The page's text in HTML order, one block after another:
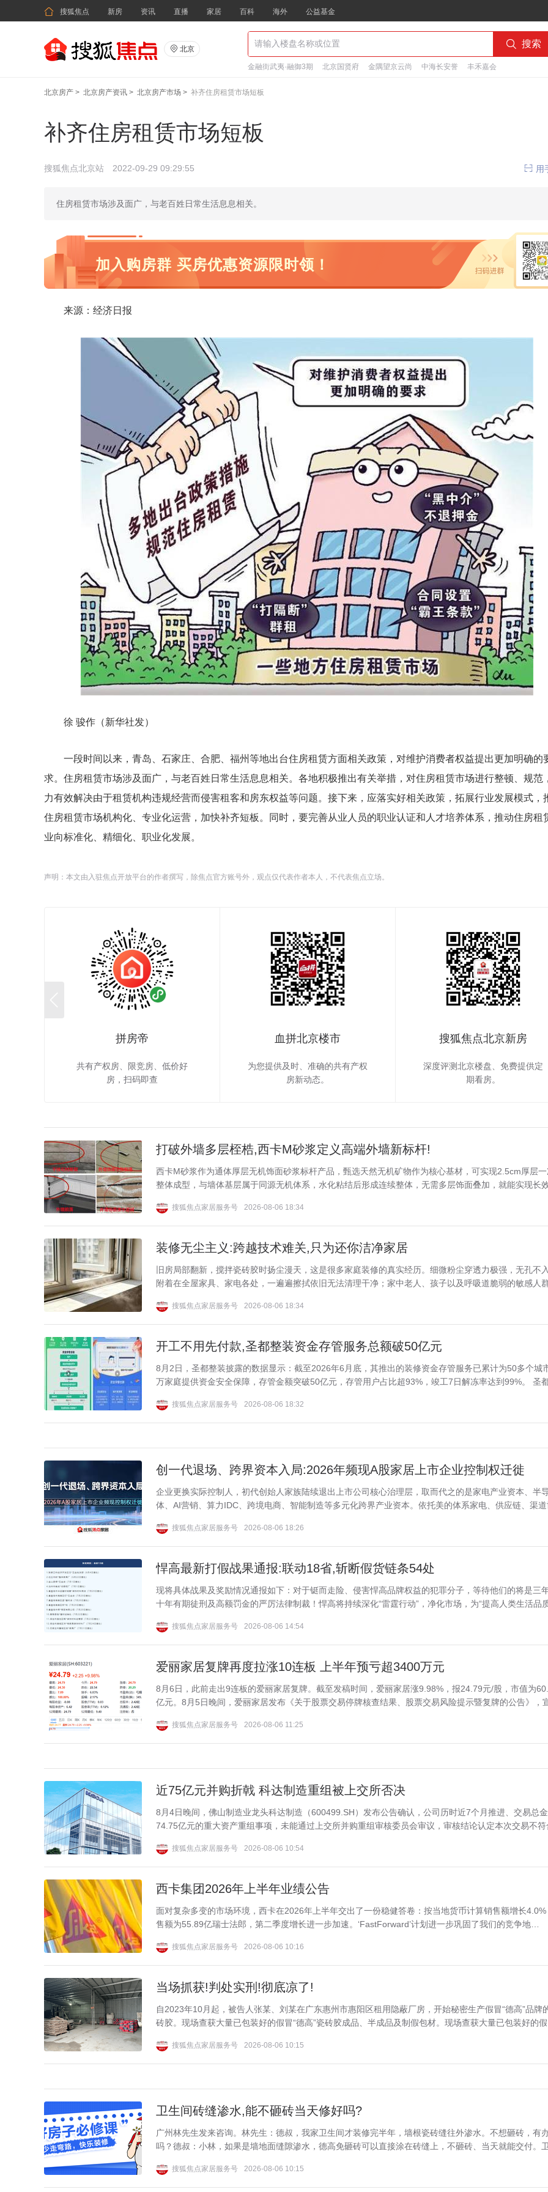
 搜狐焦点 新房 资讯 直播 家居 百科 海外 公益基金
 北京  搜索
金融街武夷·融御3期 北京国贤府 金隅望京云尚 中海长安誉 丰禾嘉会
北京房产 > 北京房产资讯 > 北京房产市场 > 补齐住房租赁市场短板
补齐住房租赁市场短板
搜狐焦点北京站 2022-09-29 09:29:55  用
住房租赁市场涉及面广，与老百姓日常生活息息相关。
加入购房群 买房优惠资源限时领！
来源：经济日报
徐 骏作（新华社发）
一段时间以来，青岛、石家庄、合肥、福州等地出台住房租赁方面相关政策，对维护消费者权益提出更加明确的
求。住房租赁市场涉及面广，与老百姓日常生活息息相关。各地积极推出有关举措，对住房租赁市场进行整顿、规范
力有效解决由于租赁机构违规经营而侵害租客和房东权益等问题。接下来，应落实好相关政策，拓展行业发展模式，
住房租赁市场机构化、专业化运营，加快补齐短板。同时，要完善从业人员的职业认证和人才培养体系，推动住房租
业向标准化、精细化、职业化发展。
声明：本文由入驻焦点开放平台的作者撰写，除焦点官方账号外，观点仅代表作者本人，不代表焦点立场。
拼房帝
共有产权房、限竞房、低价好
房，扫码即查
血拼北京楼市
为您提供及时、准确的共有产权
房新动态。
搜狐焦点北京新房
深度评测北京楼盘、免费提供定
期看房。
打破外墙多层桎梏,西卡M砂浆定义高端外墙新标杆!
西卡M砂浆作为通体厚层无机饰面砂浆标杆产品，甄选天然无机矿物作为核心基材，可实现2.5cm厚层一
整体成型，与墙体基层属于同源无机体系，水化粘结后形成连续整体，无需多层饰面叠加，就能实现长效
搜狐焦点家居服务号 2026-08-06 18:34
装修无尘主义:跨越技术难关,只为还你洁净家居
旧房局部翻新，搅拌瓷砖胶时扬尘漫天，这是很多家庭装修的真实经历。细微粉尘穿透力极强，无孔不
附着在全屋家具、家电各处，一遍遍擦拭依旧无法清理干净；家中老人、孩子以及呼吸道脆弱的敏感人群
搜狐焦点家居服务号 2026-08-06 18:34
开工不用先付款,圣都整装资金存管服务总额破50亿元
8月2日，圣都整装披露的数据显示：截至2026年6月底，其推出的装修资金存管服务已累计为50多个城
万家庭提供资金安全保障，存管金额突破50亿元，存管用户占比超93%，竣工7日解冻率达到99%。 圣都
搜狐焦点家居服务号 2026-08-06 18:32
创一代退场、跨界资本入局:2026年频现A股家居上市企业控制权迁徙
企业更换实际控制人，初代创始人家族陆续退出上市公司核心治理层，取而代之的是家电产业资本、半
体、AI营销、算力IDC、跨境电商、智能制造等多元化跨界产业资本。依托美的体系家电、供应链、渠道
搜狐焦点家居服务号 2026-08-06 18:26
悍高最新打假战果通报:联动18省,斩断假货链条54处
现将具体战果及奖励情况通报如下：对于铤而走险、侵害悍高品牌权益的犯罪分子，等待他们的将是三
十年有期徒刑及高额罚金的严厉法律制裁！悍高将持续深化“雷霆行动”，净化市场，为“提高人类生活品质
搜狐焦点家居服务号 2026-08-06 14:54
爱丽家居复牌再度拉涨10连板 上半年预亏超3400万元
8月6日，此前走出9连板的爱丽家居复牌。截至发稿时间，爱丽家居涨9.98%，报24.79元/股，市值为
亿元。8月5日晚间，爱丽家居发布《关于股票交易停牌核查结果、股票交易风险提示暨复牌的公告》，宣
搜狐焦点家居服务号 2026-08-06 11:25
近75亿元并购折戟 科达制造重组被上交所否决
8月4日晚间，佛山制造业龙头科达制造（600499.SH）发布公告确认，公司历时近7个月推进、交易总
74.75亿元的重大资产重组事项，未能通过上交所并购重组审核委员会审议，审核结论认定本次交易不符
搜狐焦点家居服务号 2026-08-06 10:54
西卡集团2026年上半年业绩公告
面对复杂多变的市场环境，西卡在2026年上半年交出了一份稳健答卷：按当地货币计算销售额增长4.0%
售额为55.89亿瑞士法郎，第二季度增长进一步加速。‘FastForward’计划进一步巩固了我们的竞争地…
搜狐焦点家居服务号 2026-08-06 10:16
当场抓获!判处实刑!彻底凉了!
自2023年10月起，被告人张某、刘某在广东惠州市惠阳区租用隐蔽厂房，开始秘密生产假冒“德高”品牌
砖胶。现场查获大量已包装好的假冒“德高”瓷砖胶成品、半成品及制假包材。现场查获大量已包装好的假
搜狐焦点家居服务号 2026-08-06 10:15
卫生间砖缝渗水,能不砸砖当天修好吗?
广州林先生发来咨询。林先生：德叔，我家卫生间才装修完半年，墙根瓷砖缝往外渗水。不想砸砖，有
吗？德叔：小林，如果是墙地面缝隙渗水，德高免砸砖可以直接涂在砖缝上，不砸砖、当天就能交付。卫
搜狐焦点家居服务号 2026-08-06 10:15